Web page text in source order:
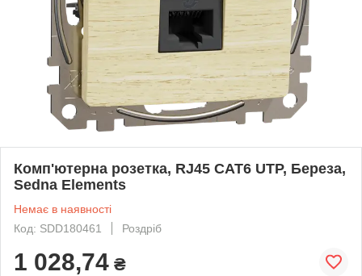
Комп'ютерна розетка, RJ45 CAT6 UTP, Береза,
Sedna Elements
Немає в наявності
Код: SDD180461
Роздріб
1 028,74 ₴